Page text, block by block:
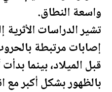
واسعة النطاق.
تشير الدراسات الأثرية
قبل الميلاد، بينما
بالظهور بشكل أكبر مع